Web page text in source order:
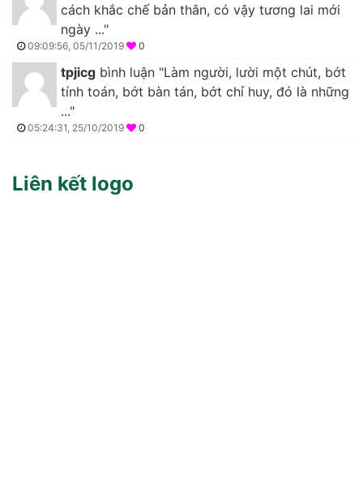
cách khắc chế bản thân, có vậy tương lai mới
ngày ..."
09:09:56, 05/11/2019 0
tpjicg bình luận "Làm người, lười một chút, bớt
tính toán, bớt bàn tán, bớt chỉ huy, đó là những
..."
05:24:31, 25/10/2019 0
Liên kết logo